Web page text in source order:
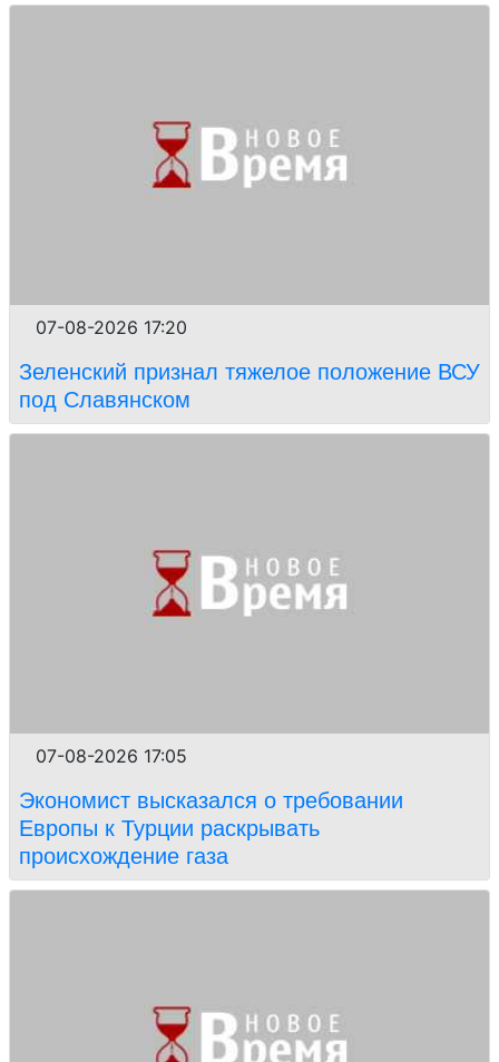
07-08-2026 17:20
Зеленский признал тяжелое положение ВСУ
под Славянском
07-08-2026 17:05
Экономист высказался о требовании
Европы к Турции раскрывать
происхождение газа